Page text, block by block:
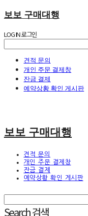
보보 구매대행
LOG IN로그인
견적 문의
개인 주문 결제창
잔금 결제
예약상황 확인 게시판
보보 구매대행
견적 문의
개인 주문 결제창
잔금 결제
예약상황 확인 게시판
Search검색